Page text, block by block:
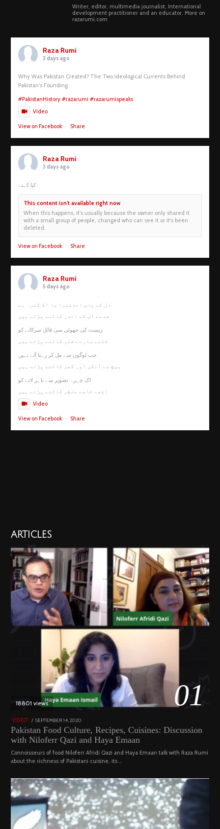
Writer, editor, multimedia journalist, International
development practitioner and an educator. More on
razarumi.com
Raza Rumi
2 days ago
Why Was Pakistan Created? The Two Ideological Currents Behind
Pakistan's Founding
#PakistanHistory #razarumi #razarumispeaks
Video
View on Facebook · Share
Raza Rumi
3 days ago
کیا کہنے
This content isn't available right now
When this happens, it's usually because the owner only shared it
with a small group of people, changed who can see it or it's been
deleted.
View on Facebook · Share
Raza Rumi
5 days ago
دل کے پاس اندھیرا سا اک کمرہ ہے
صدمے اس کے اندر کاٹنے پڑتے ہیں
زیست کی چھوٹی سی فائل سرکانے کو
کتنے سارے دفتر کاٹنے پڑتے ہیں
جب لوگوں سے مل کر رہنا آئے نہیں
بیچ سے آنگن اور گھر کاٹنے پڑتے ہیں
اک چہرہ تصویر سے باہر لانے کو
اچھے خاصے منظر کاٹنے پڑتے ہیں
Video
View on Facebook · Share
ARTICLES
01
18801 views
VIDEO
POSTED
SEPTEMBER 14, 2020
19,
2023
Pakistan Food Culture, Recipes, Cuisines: Discussion
with Niloferr Qazi and Haya Emaan
Connoisseurs of food Niloferr Afridi Qazi and Haya Emaan talk with Raza Rumi
about the richness of Pakistani cuisine, its …